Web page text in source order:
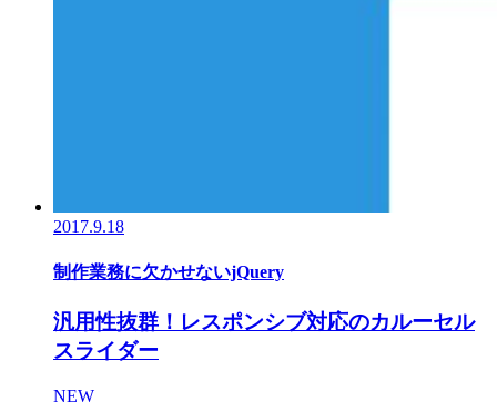
2017.9.18
制作業務に欠かせないjQuery
汎用性抜群！レスポンシブ対応のカルーセル
スライダー
NEW